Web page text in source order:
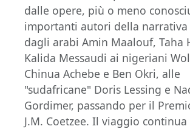
dalle opere, più o meno
importanti autori della
dagli arabi Amin Maalouf, Taha
Kalida Messaudi ai nigeriani
Chinua Achebe e Ben Okri, alle
"sudafricane" Doris Lessing e
Gordimer, passando per il
J.M. Coetzee. Il viaggio